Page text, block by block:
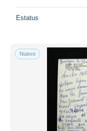
Estatus
Nuevo